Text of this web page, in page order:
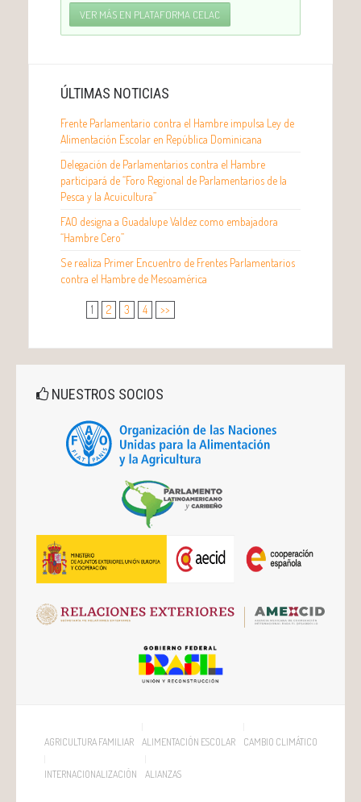
VER MÁS EN PLATAFORMA CELAC
ÚLTIMAS NOTICIAS
Frente Parlamentario contra el Hambre impulsa Ley de
Alimentación Escolar en República Dominicana
Delegación de Parlamentarios contra el Hambre
participará de “Foro Regional de Parlamentarios de la
Pesca y la Acuicultura”
FAO designa a Guadalupe Valdez como embajadora
“Hambre Cero”
Se realiza Primer Encuentro de Frentes Parlamentarios
contra el Hambre de Mesoamérica
1 2 3 4 >>
NUESTROS SOCIOS
AGRICULTURA FAMILIAR ALIMENTACIÓN ESCOLAR CAMBIO CLIMÁTICO
INTERNACIONALIZACIÓN ALIANZAS